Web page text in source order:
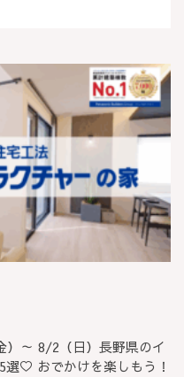
）～ 8/2（日）長野県のイ
選♡ おでかけを楽しもう！